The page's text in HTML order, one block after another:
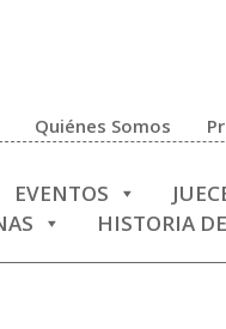
Quiénes Somos
EVENTOS
HISTORIA